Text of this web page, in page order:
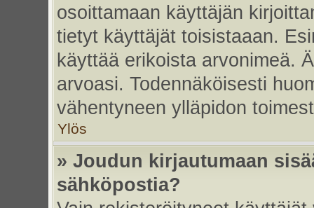
osoittamaan käyttäjän
tietyt käyttäjät toisistaaan.
käyttää erikoista arvonimeä.
arvoasi. Todennäköisesti
vähentyneen ylläpidon
Ylös
» Joudun kirjautumaan
sähköpostia?